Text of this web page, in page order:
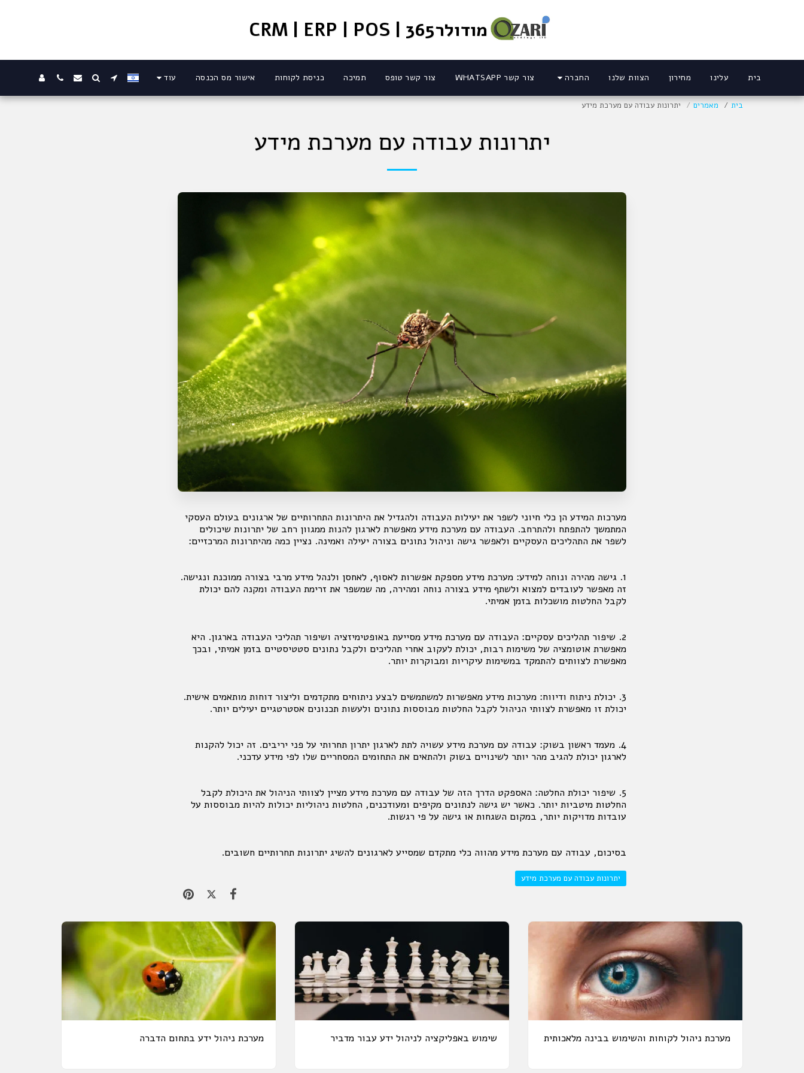
מודולר365 | CRM | ERP | POS
בית עלינו מחירון הצוות שלנו החברה צור קשר WHATSAPP צור קשר טופס תמיכה כניסת לקוחות אישור מס הכנסה עוד
בית מאמרים יתרונות עבודה עם מערכת מידע
יתרונות עבודה עם מערכת מידע
מערכות המידע הן כלי חיוני לשפר את יעילות העבודה ולהגדיל את היתרונות התחרותיים של ארגונים בעולם העסקי
המתמשך להתפתח ולהתרחב. העבודה עם מערכת מידע מאפשרת לארגון להנות ממגוון רחב של יתרונות שיכולים
לשפר את התהליכים העסקיים ולאפשר גישה וניהול נתונים בצורה יעילה ואמינה. נציין כמה מהיתרונות המרכזיים:
1. גישה מהירה ונוחה למידע: מערכת מידע מספקת אפשרות לאסוף, לאחסן ולנהל מידע מרבי בצורה ממוכנת ונגישה.
זה מאפשר לעובדים למצוא ולשתף מידע בצורה נוחה ומהירה, מה שמשפר את זרימת העבודה ומקנה להם יכולת
לקבל החלטות מושכלות בזמן אמיתי.
2. שיפור תהליכים עסקיים: העבודה עם מערכת מידע מסייעת באופטימיזציה ושיפור תהליכי העבודה בארגון. היא
מאפשרת אוטומציה של משימות רבות, יכולת לעקוב אחרי תהליכים ולקבל נתונים סטטיסטיים בזמן אמיתי, ובכך
מאפשרת לצוותים להתמקד במשימות עיקריות ומבוקרות יותר.
3. יכולת ניתוח ודיווח: מערכות מידע מאפשרות למשתמשים לבצע ניתוחים מתקדמים וליצור דוחות מותאמים אישית.
יכולת זו מאפשרת לצוותי הניהול לקבל החלטות מבוססות נתונים ולעשות תכנונים אסטרטגיים יעילים יותר.
4. מעמד ראשון בשוק: עבודה עם מערכת מידע עשויה לתת לארגון יתרון תחרותי על פני יריבים. זה יכול להקנות
לארגון יכולת להגיב מהר יותר לשינויים בשוק ולהתאים את התחומים המסחריים שלו לפי מידע עדכני.
5. שיפור יכולת החלטה: האספקט הדרך הזה של עבודה עם מערכת מידע מציין לצוותי הניהול את היכולת לקבל
החלטות מיטביות יותר. כאשר יש גישה לנתונים מקיפים ומעודכנים, החלטות ניהוליות יכולות להיות מבוססות על
עובדות מדויקות יותר, במקום השגחות או גישה על פי רגשות.
בסיכום, עבודה עם מערכת מידע מהווה כלי מתקדם שמסייע לארגונים להשיג יתרונות תחרותיים חשובים.
יתרונות עבודה עם מערכת מידע
מערכת ניהול לקוחות והשימוש בבינה מלאכותית שימוש באפליקציה לניהול ידע עבור מדביר מערכת ניהול ידע בתחום הדברה